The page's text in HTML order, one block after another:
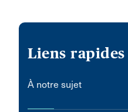
Liens rapides
À notre sujet